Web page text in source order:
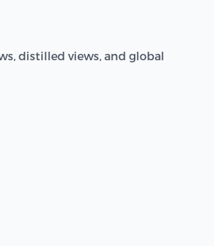
distilled views, and global